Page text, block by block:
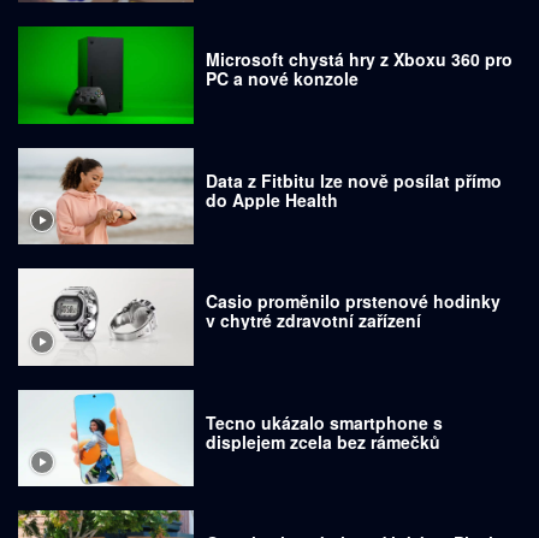
Microsoft chystá hry z Xboxu 360 pro
PC a nové konzole
Data z Fitbitu lze nově posílat přímo
do Apple Health
Casio proměnilo prstenové hodinky
v chytré zdravotní zařízení
Tecno ukázalo smartphone s
displejem zcela bez rámečků